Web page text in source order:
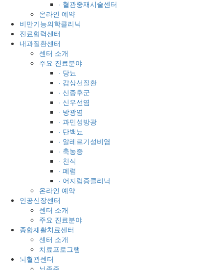
· 혈관중재시술센터
온라인 예약
비만기능의학클리닉
진료협력센터
내과질환센터
센터 소개
주요 진료분야
· 당뇨
· 갑상선질환
· 신증후군
· 신우선염
· 방광염
· 과민성방광
· 단백뇨
· 알레르기성비염
· 축농증
· 천식
· 폐렴
· 어지럼증클리닉
온라인 예약
인공신장센터
센터 소개
주요 진료분야
종합재활치료센터
센터 소개
치료프로그램
뇌혈관센터